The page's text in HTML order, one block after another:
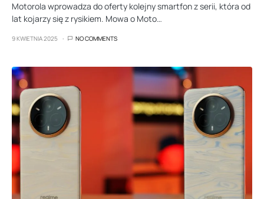
Motorola wprowadza do oferty kolejny smartfon z serii, która od
lat kojarzy się z rysikiem. Mowa o Moto…
9 KWIETNIA 2025 NO COMMENTS